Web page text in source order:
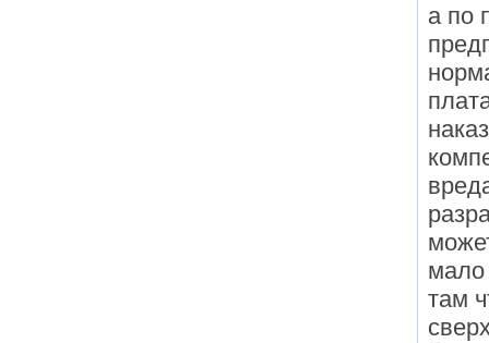
а по
мало
там